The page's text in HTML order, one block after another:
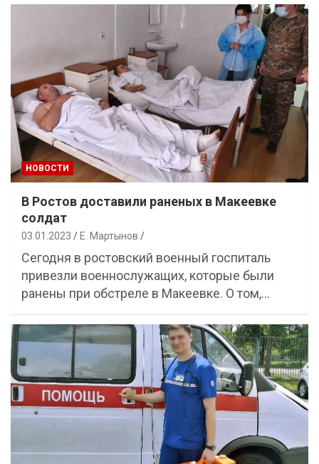
НОВОСТИ
В Ростов доставили раненых в Макеевке
солдат
03.01.2023 Е. Мартынов
Сегодня в ростовский военный госпиталь
привезли военнослужащих, которые были
ранены при обстреле в Макеевке. О том,…